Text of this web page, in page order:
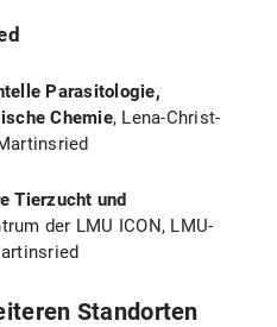
Parasitologie,
Chemie, Lena-Christ-
Tierzucht und
der LMU ICON, LMU-
Standorten